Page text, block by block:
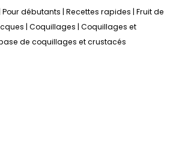
Pour débutants Recettes rapides Fruit de
Coquillages Coquillages et
de coquillages et crustacés